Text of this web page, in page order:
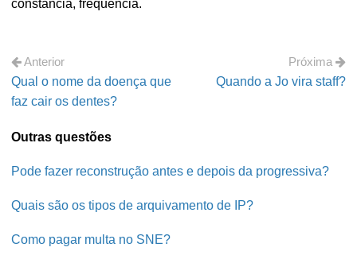
constância, frequência.
Anterior
Qual o nome da doença que
faz cair os dentes?
Próxima
Quando a Jo vira staff?
Outras questões
Pode fazer reconstrução antes e depois da progressiva?
Quais são os tipos de arquivamento de IP?
Como pagar multa no SNE?